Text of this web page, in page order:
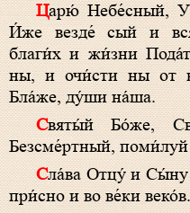
Царю́ Небе́сный, Уте́шителю, Ду́ше и́стины,
И́же везде́ сый и
благи́х и жи́зни
ны, и очи́сти ны от
Бла́же, ду́ши на́ша.
Святы́й Бо́же, Святы́й Кре́пкий, Святы́й
Безсме́ртный,
Сла́ва Отцу́ и Сы́ну и Свято́му Ду́ху, и ны́не и
при́сно и во ве́ки